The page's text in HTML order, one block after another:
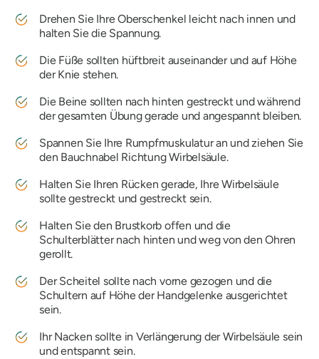
Drehen Sie Ihre Oberschenkel leicht nach innen und
halten Sie die Spannung.
Die Füße sollten hüftbreit auseinander und auf Höhe
der Knie stehen.
Die Beine sollten nach hinten gestreckt und während
der gesamten Übung gerade und angespannt bleiben.
Spannen Sie Ihre Rumpfmuskulatur an und ziehen Sie
den Bauchnabel Richtung Wirbelsäule.
Halten Sie Ihren Rücken gerade, Ihre Wirbelsäule
sollte gestreckt und gestreckt sein.
Halten Sie den Brustkorb offen und die
Schulterblätter nach hinten und weg von den Ohren
gerollt.
Der Scheitel sollte nach vorne gezogen und die
Schultern auf Höhe der Handgelenke ausgerichtet
sein.
Ihr Nacken sollte in Verlängerung der Wirbelsäule sein
und entspannt sein.